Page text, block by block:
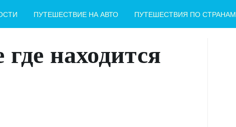
ПУТЕШЕСТВИЕ НА АВТО ПУТЕШЕСТВИЯ ПО СТРАНАМ
находится